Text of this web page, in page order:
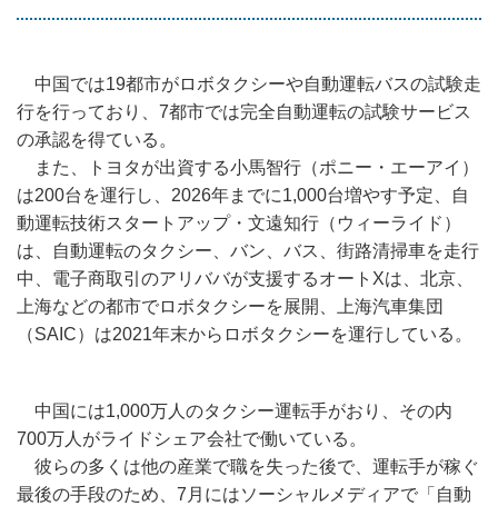
中国では19都市がロボタクシーや自動運転バスの試験走
行を行っており、7都市では完全自動運転の試験サービス
の承認を得ている。
また、トヨタが出資する小馬智行（ポニー・エーアイ）
は200台を運行し、2026年までに1,000台増やす予定、自
動運転技術スタートアップ・文遠知行（ウィーライド）
は、自動運転のタクシー、バン、バス、街路清掃車を走行
中、電子商取引のアリババが支援するオートXは、北京、
上海などの都市でロボタクシーを展開、上海汽車集団
（SAIC）は2021年末からロボタクシーを運行している。
中国には1,000万人のタクシー運転手がおり、その内
700万人がライドシェア会社で働いている。
彼らの多くは他の産業で職を失った後で、運転手が稼ぐ
最後の手段のため、7月にはソーシャルメディアで「自動